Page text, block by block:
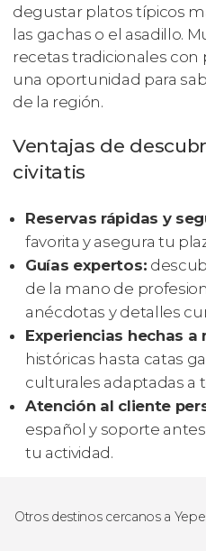
degustar platos típicos
las gachas o el asadillo.
recetas tradicionales con
una oportunidad para
de la región.
Ventajas de
civitatis
Reservas rápidas y
favorita y asegura tu
Guías expertos:
de la mano de
anécdotas y detalles
Experiencias hechas a
históricas hasta catas
culturales adaptadas a
Atención al cliente
español y soporte
tu actividad.
Otros destinos cercanos a